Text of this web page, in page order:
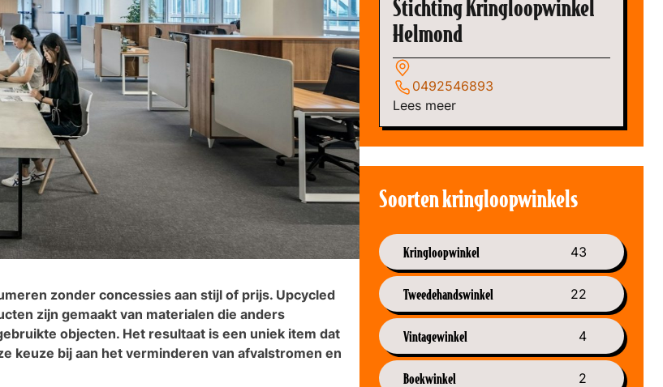
zonder concessies aan stijl of prijs. Upcycled
zijn gemaakt van materialen die anders
objecten. Het resultaat is een uniek item dat
keuze bij aan het verminderen van afvalstromen en
Stichting Kringloopwinkel
Helmond
0492546893
Lees meer
Soorten kringloopwinkels
Kringloopwinkel 43
Tweedehandswinkel 22
Vintagewinkel 4
Boekwinkel 2